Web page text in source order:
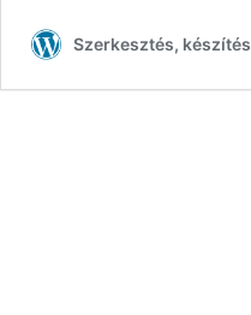
Szerkesztés, készítés